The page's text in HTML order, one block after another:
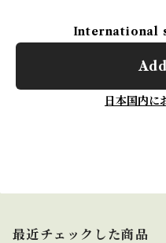
International
日本国内に
最近チェックした商品